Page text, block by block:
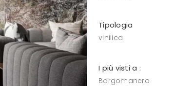
Tipologia
vinilica
I più visti a :
Borgomanero